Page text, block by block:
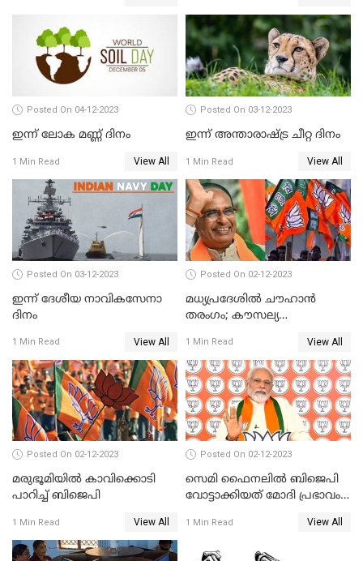
Posted On 04-12-2023
ഇന്ന് ലോക മണ്ണ് ദിനം
1 Min Read View All
Posted On 03-12-2023
ഇന്ന് അന്താരാഷ്ട്ര ചീറ്റ ദിനം
1 Min Read View All
Posted On 03-12-2023
ഇന്ന് ദേശീയ നാവികസേനാ
ദിനം
1 Min Read View All
Posted On 02-12-2023
മധ്യപ്രദേശിൽ ചൗഹാൻ
തരംഗം; കൗസല്യ
ചാലിസയ്ക്കും
രക്ഷിക്കാനാവാത്ത
കോൺഗ്രസ്
1 Min Read View All
Posted On 02-12-2023
മരുഭൂമിയില്‍ കാവിക്കൊടി
പാറിച്ച് ബിജെപി
1 Min Read View All
Posted On 02-12-2023
സെമി ഫൈനലില്‍ ബിജെപി
വോട്ടാക്കിയത് മോദി പ്രഭാവം
1 Min Read View All